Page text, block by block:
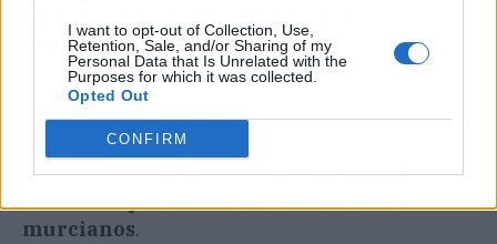
I want to opt-out of Collection, Use,
Retention, Sale, and/or Sharing of my
Personal Data that Is Unrelated with the
Purposes for which it was collected.
Opted Out
CONFIRM
ITV La Hita, un aliado para
circular con seguridad
En un contexto donde el cumplimiento
normativo y la revisión técnica del vehículo son
elementos clave para una movilidad segura,
ITV La Hita se posiciona como unsocio de
confianza para miles de conductores
murcianos.